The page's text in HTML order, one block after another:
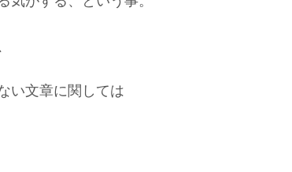
い文章に関しては